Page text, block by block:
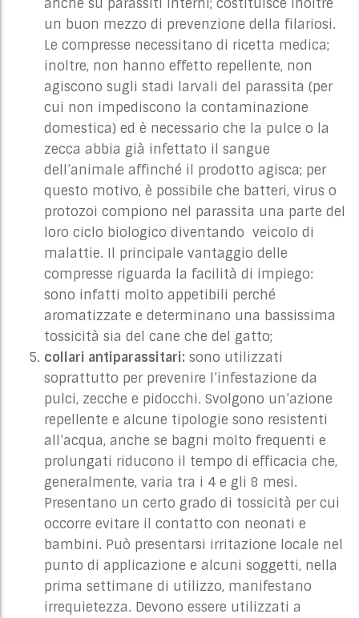
anche su parassiti interni; costituisce inoltre
un buon mezzo di prevenzione della filariosi.
Le compresse necessitano di ricetta medica;
inoltre, non hanno effetto repellente, non
agiscono sugli stadi larvali del parassita (per
cui non impediscono la contaminazione
domestica) ed è necessario che la pulce o la
zecca abbia già infettato il sangue
dell’animale affinché il prodotto agisca; per
questo motivo, è possibile che batteri, virus o
protozoi compiono nel parassita una parte del
loro ciclo biologico diventando veicolo di
malattie. Il principale vantaggio delle
compresse riguarda la facilità di impiego:
sono infatti molto appetibili perché
aromatizzate e determinano una bassissima
tossicità sia del cane che del gatto;
collari antiparassitari: sono utilizzati
soprattutto per prevenire l’infestazione da
pulci, zecche e pidocchi. Svolgono un’azione
repellente e alcune tipologie sono resistenti
all’acqua, anche se bagni molto frequenti e
prolungati riducono il tempo di efficacia che,
generalmente, varia tra i 4 e gli 8 mesi.
Presentano un certo grado di tossicità per cui
occorre evitare il contatto con neonati e
bambini. Può presentarsi irritazione locale nel
punto di applicazione e alcuni soggetti, nella
prima settimane di utilizzo, manifestano
irrequietezza. Devono essere utilizzati a